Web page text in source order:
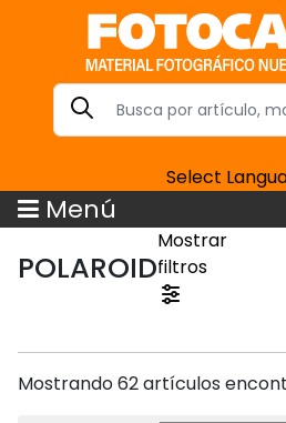
Select
Menú
POLAROID
Mostrar
filtros
Mostrando 62 artículos